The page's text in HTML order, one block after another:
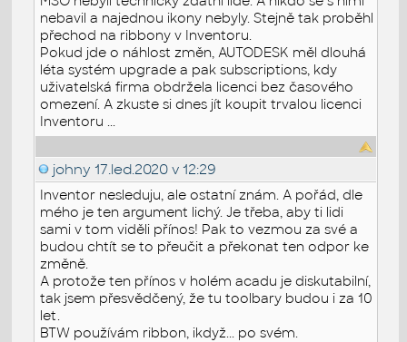
nebavil a najednou ikony nebyly. Stejně tak proběhl
přechod na ribbony v Inventoru.
Pokud jde o náhlost změn, AUTODESK měl dlouhá
léta systém upgrade a pak subscriptions, kdy
uživatelská firma obdržela licenci bez časového
omezení. A zkuste si dnes jít koupit trvalou licenci
Inventoru ...
johny 17.led.2020 v 12:29
Inventor nesleduju, ale ostatní znám. A pořád, dle
mého je ten argument lichý. Je třeba, aby ti lidi
sami v tom viděli přínos! Pak to vezmou za své a
budou chtít se to přeučit a překonat ten odpor ke
změně.
A protože ten přínos v holém acadu je diskutabilní,
tak jsem přesvědčený, že tu toolbary budou i za 10
let.
BTW používám ribbon, ikdyž... po svém.